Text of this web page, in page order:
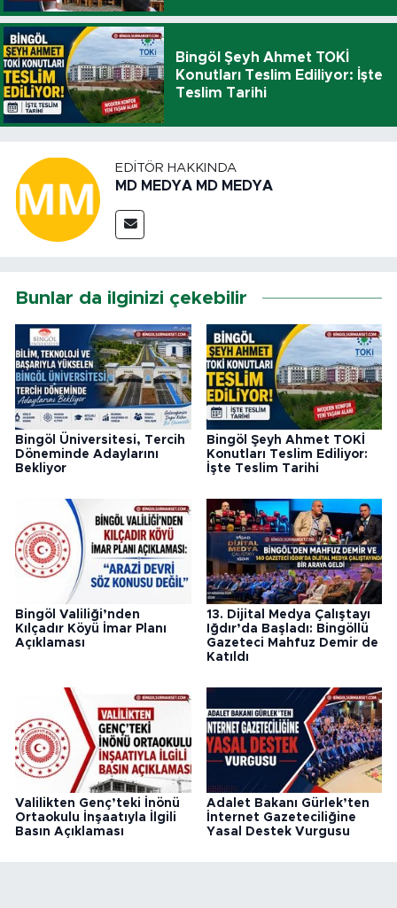
Bingöl Şeyh Ahmet TOKİ
Konutları Teslim Ediliyor: İşte
Teslim Tarihi
EDITÖR HAKKINDA
MD MEDYA MD MEDYA
Bunlar da ilginizi çekebilir
Bingöl Üniversitesi, Tercih
Döneminde Adaylarını
Bekliyor
Bingöl Şeyh Ahmet TOKİ
Konutları Teslim Ediliyor:
İşte Teslim Tarihi
Bingöl Valiliği’nden
Kılçadır Köyü İmar Planı
Açıklaması
13. Dijital Medya Çalıştayı
Iğdır’da Başladı: Bingöllü
Gazeteci Mahfuz Demir de
Katıldı
Valilikten Genç’teki İnönü
Ortaokulu İnşaatıyla İlgili
Basın Açıklaması
Adalet Bakanı Gürlek’ten
İnternet Gazeteciliğine
Yasal Destek Vurgusu